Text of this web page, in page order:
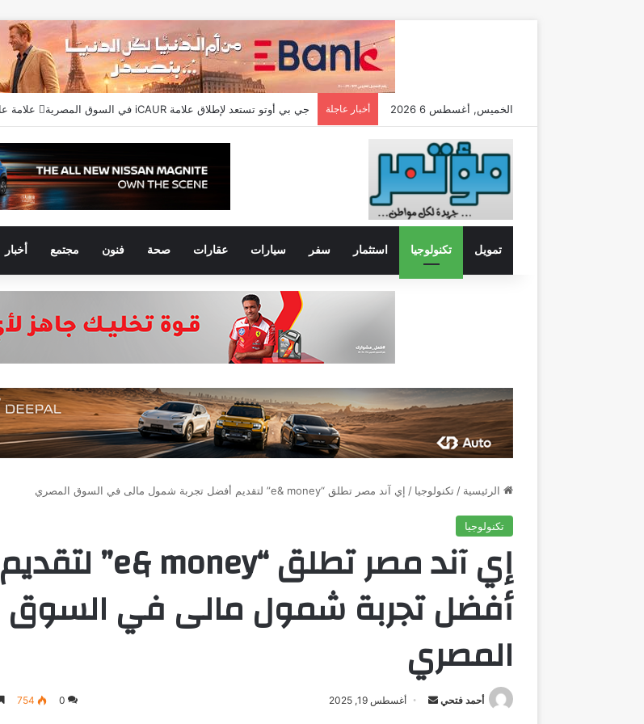
الخميس, أغسطس 6 2026 أخبار عاجلة
تمويل تكنولوجيا استثمار سفر سيارات عقارات صحة فنون مجتمع أخبار
الرئيسية / تكنولوجيا / إي آند مصر تطلق “e& money” لتقديم أفضل تجربة شمول مالى في السوق المصري
تكنولوجيا
إي آند مصر تطلق “e& money” لتقديم
أفضل تجربة شمول مالى في السوق
المصري
أحمد فتحي
أرسل أغسطس 19, 2025 0
754